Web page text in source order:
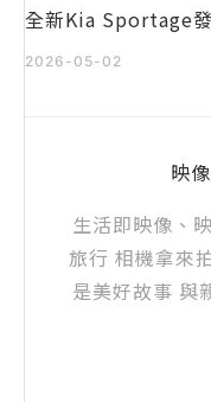
全新Kia Sportage
2026-05-02
映
生活即映像、
旅行 相機拿來
是美好故事 與